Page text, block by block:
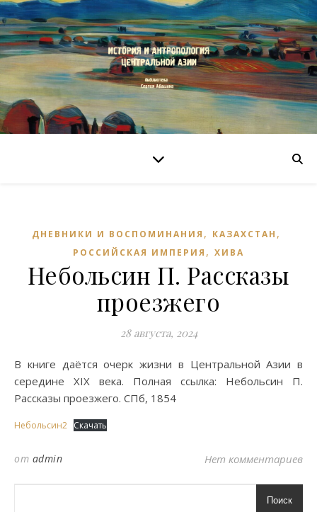
ДНЕВНИКИ И ВОСПОМИНАНИЯ , КАЗАХСТАН ,
РОССИЙСКАЯ ИМПЕРИЯ , ХИВА
Небольсин П. Рассказы
проезжего
28 августа, 2024
В книге даётся очерк жизни в Центральной Азии в
середине XIX века. Полная ссылка: Небольсин П.
Рассказы проезжего. СПб, 1854
Небольсин2 Скачать
от admin Нет комментариев
Поиск